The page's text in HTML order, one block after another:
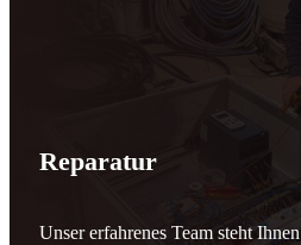
Reparatur
Unser erfahrenes Team steht